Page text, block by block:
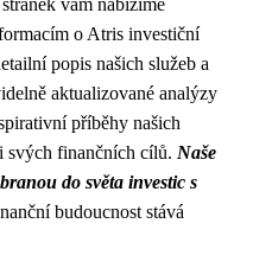
vám nabízíme
o Atris investiční
popis našich služeb a
aktualizované analýzy
příběhy našich
svých finančních cílů. Naše
do světa investic s
budoucnost stává